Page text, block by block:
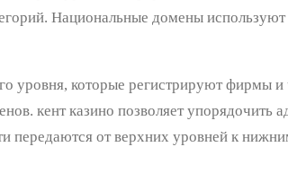
Национальные домены
уровня, которые регистрируют фирмы
кент казино позволяет упорядочить
передаются от верхних уровней к